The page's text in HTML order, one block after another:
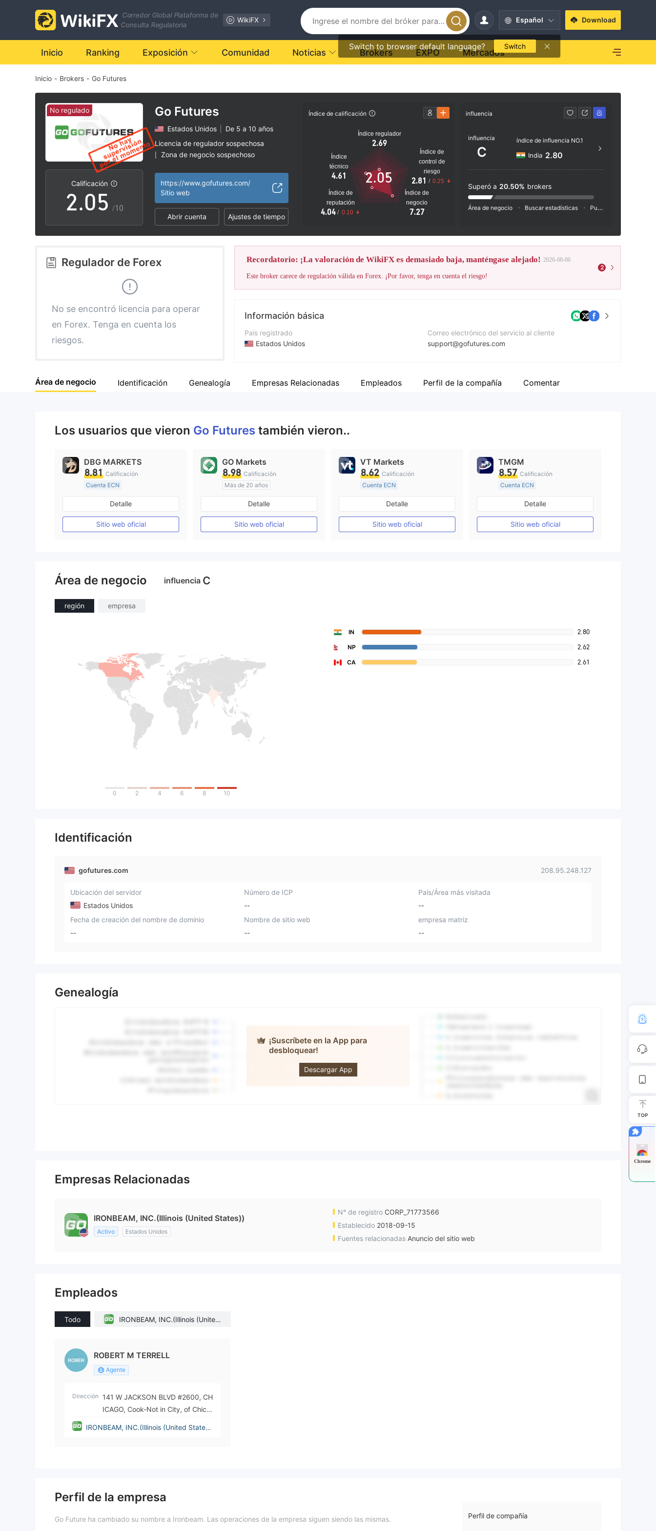
Corredor Global Plataforma de
Consulta Regulatoria
WikiFX Español
Switch to browser default language? Switch
Download
Inicio Ranking Exposición Comunidad Noticias Brokers EXPO Mercados
Inicio - Brokers - Go Futures
No regulado
Calificación
0
1
2
3
4
6
7
9
.0
1
2
4
6
7
8
9
0
1
3
4
5
6
7
9
/10
Go Futures
Estados Unidos
De 5 a 10 años
Licencia de regulador sospechosa
Zona de negocio sospechoso
https://www.gofutures.com/
Sitio web
Abrir cuenta Ajustes de tiempo
Índice de calificación
Índice regulador
2.69
Índice
técnico
4.61
Índice de
reputación
4.04 / 0.10
Índice de
negocio
7.27
Índice de
control de
riesgo
2.81 / 0.25
2.05
influencia
influencia
C
índice de influencia NO.1
India 2.80
Superó a 20.50% brokers
Área de negocio Buscar estadísticas Publicidad
Regulador de Forex
No se encontró licencia para operar
en Forex. Tenga en cuenta los
riesgos.
Recordatorio: ¡La valoración de WikiFX es demasiado baja, manténgase alejado! 2026-08-06
Este broker carece de regulación válida en Forex. ¡Por favor, tenga en cuenta el riesgo!
2
Información básica
País registrado
Estados Unidos
Empresa
Correo electrónico del servicio al cliente
support@gofutures.com
Página Web de la compañía
Área de negocio Identificación Genealogía Empresas Relacionadas Empleados Perfil de la compañía Comentar
Los usuarios que vieron Go Futures también vieron..
DBG MARKETS
8.81 Calificación
Cuenta ECN
De 10 a 15 años
Supervisión en Australia
Creación Mercado Forex (MM)
Licencia completa de MT4
Detalle
Sitio web oficial
GO Markets
8.98 Calificación
Más de 20 años
Supervisión en Australia
cTrader
Detalle
Sitio web oficial
VT Markets
8.62 Calificación
Cuenta ECN
De 10 a 15 años
Supervisión en Australia
Creación Mercado Forex (MM)
Licencia completa de MT4
Detalle
Sitio web oficial
TMGM
8.57 Calificación
Cuenta ECN
De 10 a 15 años
Supervisión en Australia
Creación Mercado Forex (MM)
Licencia completa de MT4
Detalle
Sitio web oficial
Área de negocio influencia C
región empresa
0 2 4 6 8 10
IN 2.80
NP 2.62
CA 2.61
Identificación
gofutures.com 208.95.248.127
Ubicación del servidor
Estados Unidos
Número de ICP
--
País/Área más visitada
--
Fecha de creación del nombre de dominio
--
Nombre de sitio web
--
empresa matriz
--
Genealogía
¡Suscríbete en la App para
desbloquear!
Descargar App
Go Futures
Empresas Relacionadas
IRONBEAM, INC.(Illinois (United States))
Activo Estados Unidos
N° de registro CORP_71773566
Establecido 2018-09-15
Fuentes relacionadas Anuncio del sitio web
Empleados
Todo
IRONBEAM, INC.(Illinois (United
ROBERT M TERRELL
Agente
Dirección
141 W JACKSON BLVD #2600, CH
ICAGO, Cook-Not in City, of Chica
IRONBEAM, INC.(Illinois (United State
Perfil de la empresa
Go Future ha cambiado su nombre a Ironbeam. Las operaciones de la empresa siguen siendo las mismas. Perfil de compañía
TOP
Chrome